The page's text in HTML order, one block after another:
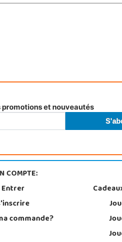
promotions et nouveautés
COMPTE:
Entrer
commande?